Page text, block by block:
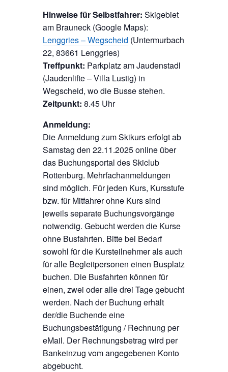
Hinweise für Selbstfahrer: Skigebiet
am Brauneck (Google Maps):
Lenggries – Wegscheid (Untermurbach
22, 83661 Lenggries)
Treffpunkt: Parkplatz am Jaudenstadl
(Jaudenlifte – Villa Lustig) in
Wegscheid, wo die Busse stehen.
Zeitpunkt: 8.45 Uhr
Anmeldung:
Die Anmeldung zum Skikurs erfolgt ab
Samstag den 22.11.2025 online über
das Buchungsportal des Skiclub
Rottenburg. Mehrfachanmeldungen
sind möglich. Für jeden Kurs, Kursstufe
bzw. für Mitfahrer ohne Kurs sind
jeweils separate Buchungsvorgänge
notwendig. Gebucht werden die Kurse
ohne Busfahrten. Bitte bei Bedarf
sowohl für die Kursteilnehmer als auch
für alle Begleitpersonen einen Busplatz
buchen. Die Busfahrten können für
einen, zwei oder alle drei Tage gebucht
werden. Nach der Buchung erhält
der/die Buchende eine
Buchungsbestätigung / Rechnung per
eMail. Der Rechnungsbetrag wird per
Bankeinzug vom angegebenen Konto
abgebucht.